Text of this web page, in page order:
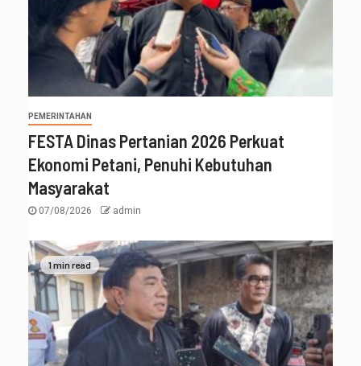
PEMERINTAHAN
FESTA Dinas Pertanian 2026 Perkuat
Ekonomi Petani, Penuhi Kebutuhan
Masyarakat
07/08/2026 admin
1 min read